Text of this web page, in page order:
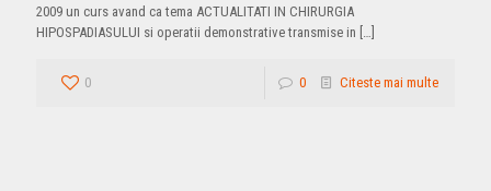
2009 un curs avand ca tema ACTUALITATI IN CHIRURGIA
HIPOSPADIASULUI si operatii demonstrative transmise in
0 0 Citeste mai multe